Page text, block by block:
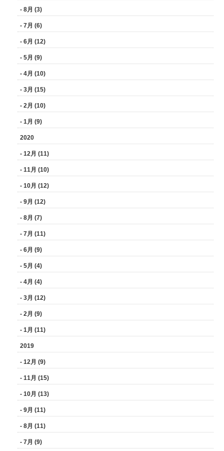
- 8月 (3)
- 7月 (6)
- 6月 (12)
- 5月 (9)
- 4月 (10)
- 3月 (15)
- 2月 (10)
- 1月 (9)
2020
- 12月 (11)
- 11月 (10)
- 10月 (12)
- 9月 (12)
- 8月 (7)
- 7月 (11)
- 6月 (9)
- 5月 (4)
- 4月 (4)
- 3月 (12)
- 2月 (9)
- 1月 (11)
2019
- 12月 (9)
- 11月 (15)
- 10月 (13)
- 9月 (11)
- 8月 (11)
- 7月 (9)